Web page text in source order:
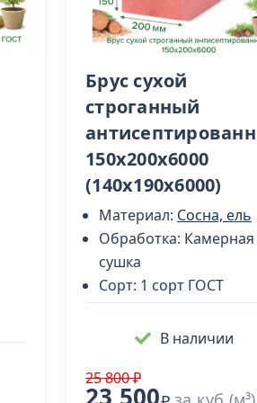
Брус сухой
строганный
150х200х6000
(140х190х6000)
Материал: Сосна, ель
Обработка: Камерная
сушка
Сорт: 1 сорт ГОСТ
В наличии
25 800 ₽